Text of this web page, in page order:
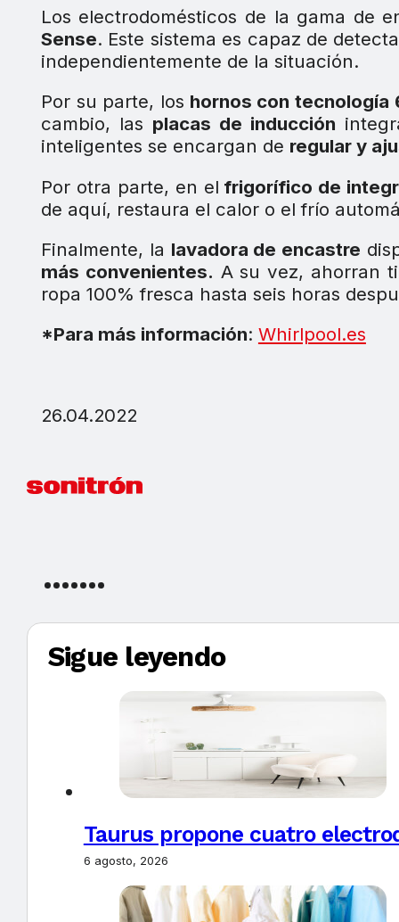
Los electrodomésticos de la gama de
Sense. Este sistema es capaz de
independientemente de la situación.
Por su parte, los hornos con tecnología
cambio, las placas de inducción
inteligentes se encargan de regular y
Por otra parte, en el frigorífico de
de aquí, restaura el calor o el frío
Finalmente, la lavadora de encastre
más convenientes. A su vez, ahorran
ropa 100% fresca hasta seis horas
*Para más información: Whirlpool.es
26.04.2022
Sigue leyendo
Taurus propone cuatro
6 agosto, 2026